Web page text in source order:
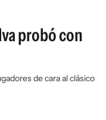
probó con
de cara al clásico